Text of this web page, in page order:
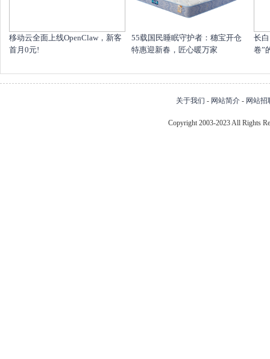
移动云全面上线OpenClaw，新客
首月0元!
55载国民睡眠守护者：穗宝开仓
特惠迎新春，匠心暖万家
长
卷”
关于我们 - 网站简介 - 网站招
Copyright 2003-2023 All Rights